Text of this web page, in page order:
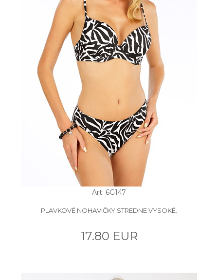
Art: 6G147
PLAVKOVÉ NOHAVIČKY STREDNE VYSOKÉ.
17.80 EUR